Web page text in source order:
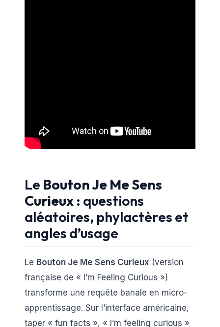
Le Bouton Je Me Sens
Curieux : questions
aléatoires, phylactères et
angles d’usage
Le Bouton Je Me Sens Curieux (version
française de « I’m Feeling Curious »)
transforme une requête banale en micro-
apprentissage. Sur l’interface américaine,
taper « fun facts », « I’m feeling curious »